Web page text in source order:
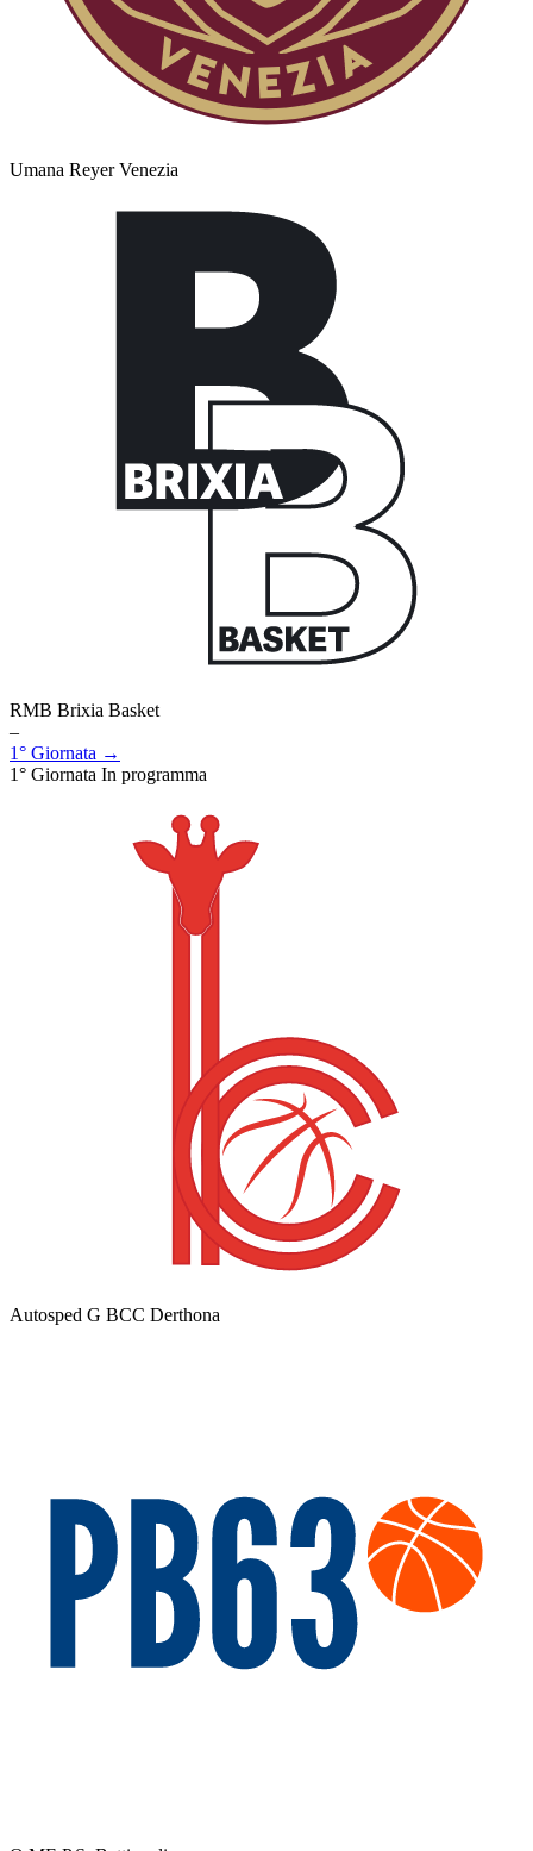
Umana Reyer Venezia
RMB Brixia Basket
–
1° Giornata →
1° Giornata In programma
Autosped G BCC Derthona